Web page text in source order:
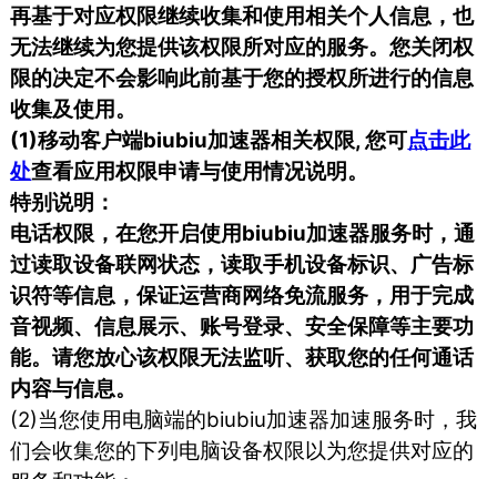
再基于对应权限继续收集和使用相关个人信息，也
无法继续为您提供该权限所对应的服务。您关闭权
限的决定不会影响此前基于您的授权所进行的信息
收集及使用。
(1)移动客户端biubiu加速器相关权限, 您可点击此
处查看应用权限申请与使用情况说明。
特别说明：
电话权限，在您开启使用biubiu加速器服务时，通
过读取设备联网状态，读取手机设备标识、广告标
识符等信息，保证运营商网络免流服务，用于完成
音视频、信息展示、账号登录、安全保障等主要功
能。请您放心该权限无法监听、获取您的任何通话
内容与信息。
(2)当您使用电脑端的biubiu加速器加速服务时，我
们会收集您的下列电脑设备权限以为您提供对应的